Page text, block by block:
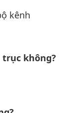
kênh
không?